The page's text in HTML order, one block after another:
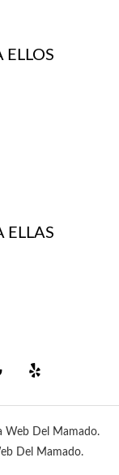
ELLOS
ELLAS
Web Del Mamado.
Del Mamado.